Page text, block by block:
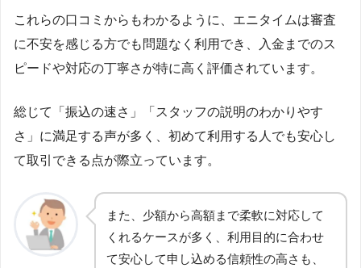
これらの口コミからもわかるように、エニタイムは審査
に不安を感じる方でも問題なく利用でき、入金までのス
ピードや対応の丁寧さが特に高く評価されています。
総じて「振込の速さ」「スタッフの説明のわかりやす
さ」に満足する声が多く、初めて利用する人でも安心し
て取引できる点が際立っています。
また、少額から高額まで柔軟に対応して
くれるケースが多く、利用目的に合わせ
て安心して申し込める信頼性の高さも、